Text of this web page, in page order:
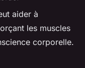
aider à
les muscles
corporelle.